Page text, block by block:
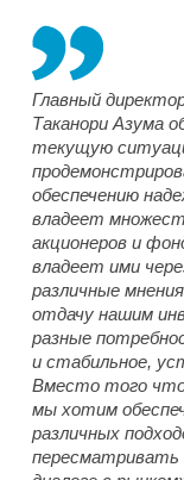
Главный
Таканори Азума
текущую
обеспечению
владеет
акционеров и
владеет ими
различные
отдачу нашим
разные
и стабильное,
Вместо того
мы хотим
различных